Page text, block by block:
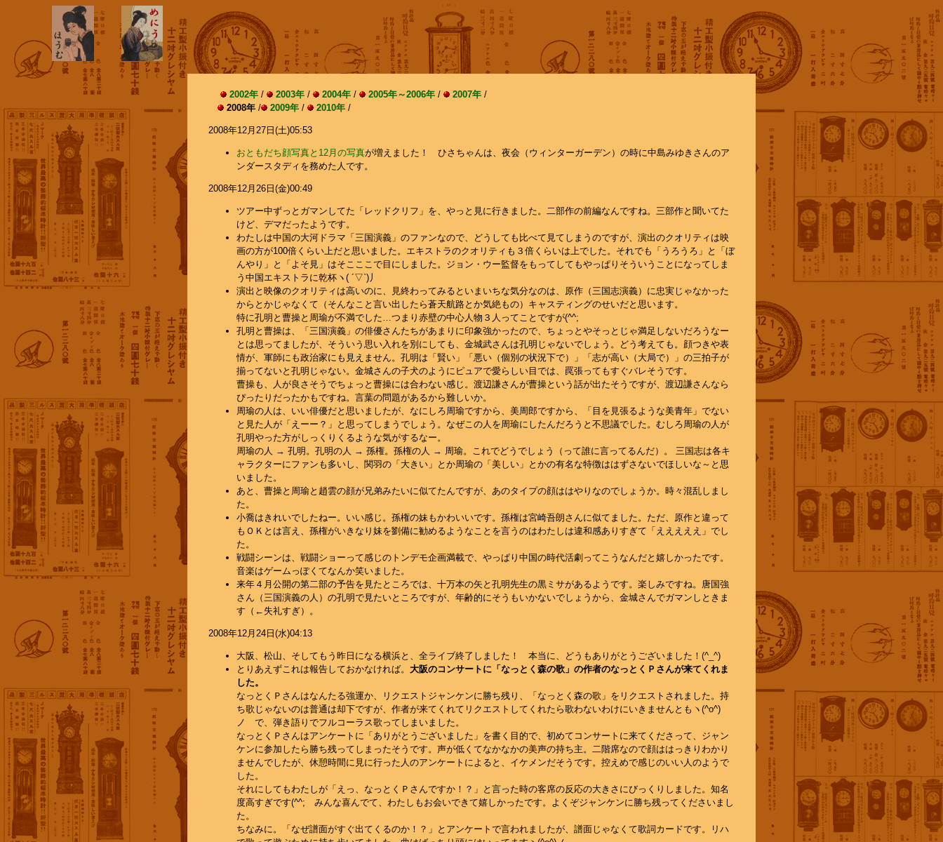
2002年 / 2003年 / 2004年 / 2005年～2006年 / 2007年 /
2008年 / 2009年 / 2010年 /
2008年12月27日(土)05:53
おともだち顔写真と12月の写真が増えました！ ひさちゃんは、夜会（ウィンターガーデン）の時に中島みゆきさんのア
ンダースタディを務めた人です。
2008年12月26日(金)00:49
ツアー中ずっとガマンしてた「レッドクリフ」を、やっと見に行きました。二部作の前編なんですね。三部作と聞いてた
けど、デマだったようです。
わたしは中国の大河ドラマ「三国演義」のファンなので、どうしても比べて見てしまうのですが、演出のクオリティは映
画の方が100倍くらい上だと思いました。エキストラのクオリティも３倍くらいは上でした。それでも「うろうろ」と「ぼ
んやり」と「よそ見」はそこここで目にしました。ジョン・ウー監督をもってしてもやっぱりそういうことになってしま
う中国エキストラに乾杯ヽ( ´▽`)丿
演出と映像のクオリティは高いのに、見終わってみるといまいちな気分なのは、原作（三国志演義）に忠実じゃなかった
からとかじゃなくて（そんなこと言い出したら蒼天航路とか気絶もの）キャスティングのせいだと思います。
特に孔明と曹操と周瑜が不満でした…つまり赤壁の中心人物３人ってことですが(^^;
孔明と曹操は、「三国演義」の俳優さんたちがあまりに印象強かったので、ちょっとやそっとじゃ満足しないだろうなー
とは思ってましたが、そういう思い入れを別にしても、金城武さんは孔明じゃないでしょう。どう考えても。顔つきや表
情が、軍師にも政治家にも見えません。孔明は「賢い」「悪い（個別の状況下で）」「志が高い（大局で）」の三拍子が
揃ってないと孔明じゃない。金城さんの子犬のようにピュアで愛らしい目では、罠張ってもすぐバレそうです。
曹操も、人が良さそうでちょっと曹操には合わない感じ。渡辺謙さんが曹操という話が出たそうですが、渡辺謙さんなら
ぴったりだったかもですね。言葉の問題があるから難しいか。
周瑜の人は、いい俳優だと思いましたが、なにしろ周瑜ですから、美周郎ですから、「目を見張るような美青年」でない
と見た人が「えーー？」と思ってしまうでしょう。なぜこの人を周瑜にしたんだろうと不思議でした。むしろ周瑜の人が
孔明やった方がしっくりくるような気がするなー。
周瑜の人 → 孔明。孔明の人 → 孫権。孫権の人 → 周瑜。これでどうでしょう（って誰に言ってるんだ）。 三国志は各キ
ャラクターにファンも多いし、関羽の「大きい」とか周瑜の「美しい」とかの有名な特徴ははずさないでほしいな～と思
いました。
あと、曹操と周瑜と趙雲の顔が兄弟みたいに似てたんですが、あのタイプの顔ははやりなのでしょうか。時々混乱しまし
た。
小喬はきれいでしたねー。いい感じ。孫権の妹もかわいいです。孫権は宮崎吾朗さんに似てました。ただ、原作と違って
もＯＫとは言え、孫権がいきなり妹を劉備に勧めるようなことを言うのはわたしは違和感ありすぎて「えええええ」でし
た。
戦闘シーンは、戦闘ショーって感じのトンデモ企画満載で、やっぱり中国の時代活劇ってこうなんだと嬉しかったです。
音楽はゲームっぽくてなんか笑いました。
来年４月公開の第二部の予告を見たところでは、十万本の矢と孔明先生の黒ミサがあるようです。楽しみですね。唐国強
さん（三国演義の人）の孔明で見たいところですが、年齢的にそうもいかないでしょうから、金城さんでガマンしときま
す（←失礼すぎ）。
2008年12月24日(水)04:13
大阪、松山、そしてもう昨日になる横浜と、全ライブ終了しました！ 本当に、どうもありがとうございました！(^_^)
とりあえずこれは報告しておかなければ。 大阪のコンサートに「なっとく森の歌」の作者のなっとくＰさんが来てくれま
した。
なっとくＰさんはなんたる強運か、リクエストジャンケンに勝ち残り、「なっとく森の歌」をリクエストされました。持
ち歌じゃないのは普通は却下ですが、作者が来てくれてリクエストしてくれたら歌わないわけにいきませんともヽ(^o^)
ノ で、弾き語りでフルコーラス歌ってしまいました。
なっとくＰさんはアンケートに「ありがとうございました」を書く目的で、初めてコンサートに来てくださって、ジャン
ケンに参加したら勝ち残ってしまったそうです。声が低くてなかなかの美声の持ち主。二階席なので顔ははっきりわかり
ませんでしたが、休憩時間に見に行った人のアンケートによると、イケメンだそうです。控えめで感じのいい人のようで
した。
それにしてもわたしが「えっ、なっとくＰさんですか！？」と言った時の客席の反応の大きさにびっくりしました。知名
度高すぎです(^^; みんな喜んでて、わたしもお会いできて嬉しかったです。よくぞジャンケンに勝ち残ってくださいまし
た。
ちなみに。「なぜ譜面がすぐ出てくるのか！？」とアンケートで言われましたが、譜面じゃなくて歌詞カードです。リハ